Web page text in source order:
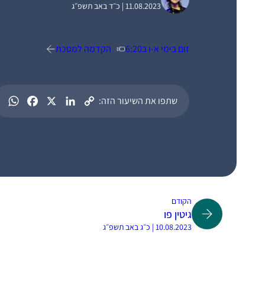
11.08.2023 | כ״ד באב תשפ״ג
זום בימי א-ו ב6:20 הקדמה למסכת
שתפו את השיעור הזה:
הקודם
גיטין פו
10.08.2023 | כ״ג באב תשפ״ג